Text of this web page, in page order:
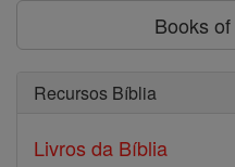
Books
Recursos Bíblia
Livros da Bíblia